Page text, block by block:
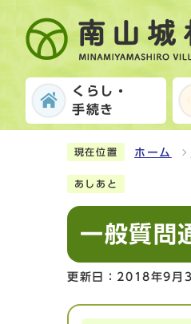
くらし・
手続き
現在位置 ホーム
あしあと
一般質問
更新日：2018年9月3